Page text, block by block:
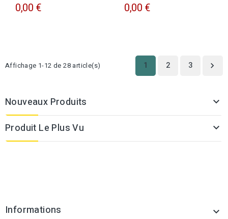
0,00 € 0,00 €
Affichage 1-12 de 28 article(s) 1 2 3 
Nouveaux Produits 
Produit Le Plus Vu 
Informations 